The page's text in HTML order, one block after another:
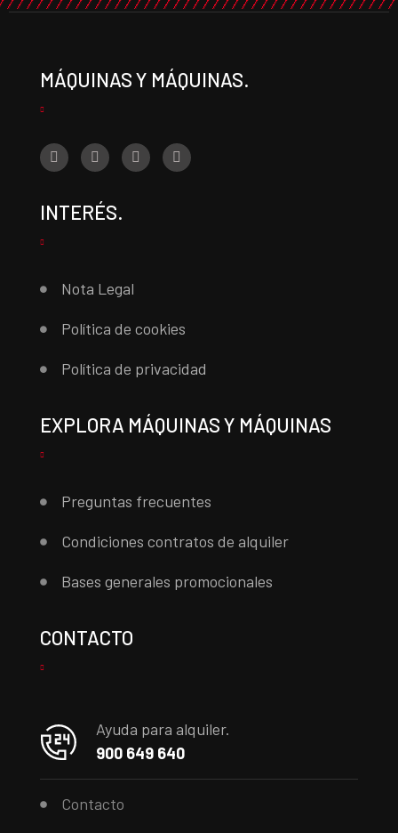
MÁQUINAS Y MÁQUINAS.
INTERÉS.
Nota Legal
Política de cookies
Política de privacidad
EXPLORA MÁQUINAS Y MÁQUINAS
Preguntas frecuentes
Condiciones contratos de alquiler
Bases generales promocionales
CONTACTO
Ayuda para alquiler.
900 649 640
Contacto